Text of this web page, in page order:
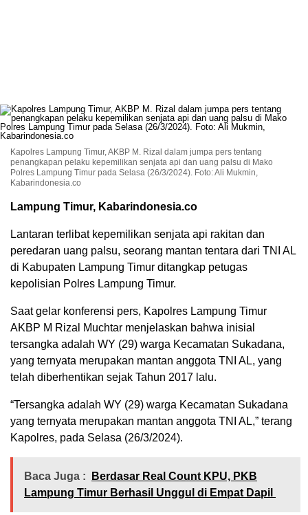
Kapolres Lampung Timur, AKBP M. Rizal dalam jumpa pers tentang
penangkapan pelaku kepemilikan senjata api dan uang palsu di Mako
Polres Lampung Timur pada Selasa (26/3/2024). Foto: Ali Mukmin,
Kabarindonesia.co
Lampung Timur, Kabarindonesia.co
Lantaran terlibat kepemilikan senjata api rakitan dan
peredaran uang palsu, seorang mantan tentara dari TNI AL
di Kabupaten Lampung Timur ditangkap petugas
kepolisian Polres Lampung Timur.
Saat gelar konferensi pers, Kapolres Lampung Timur
AKBP M Rizal Muchtar menjelaskan bahwa inisial
tersangka adalah WY (29) warga Kecamatan Sukadana,
yang ternyata merupakan mantan anggota TNI AL, yang
telah diberhentikan sejak Tahun 2017 lalu.
“Tersangka adalah WY (29) warga Kecamatan Sukadana
yang ternyata merupakan mantan anggota TNI AL,” terang
Kapolres, pada Selasa (26/3/2024).
Baca Juga :
Berdasar Real Count KPU, PKB
Lampung Timur Berhasil Unggul di Empat Dapil